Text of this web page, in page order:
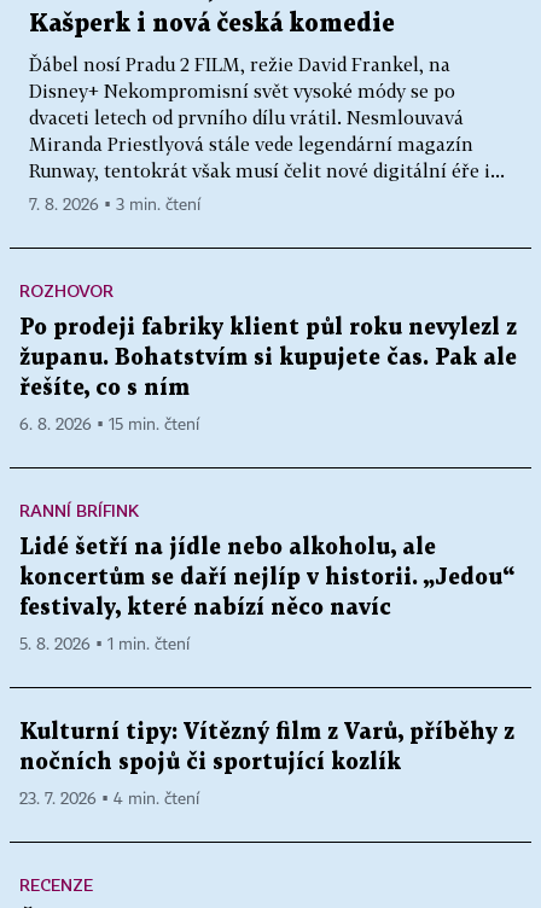
Kašperk i nová česká komedie
Ďábel nosí Pradu 2 FILM, režie David Frankel, na
Disney+ Nekompromisní svět vysoké módy se po
dvaceti letech od prvního dílu vrátil. Nesmlouvavá
Miranda Priestlyová stále vede legendární magazín
Runway, tentokrát však musí čelit nové digitální éře i...
7. 8. 2026 ▪ 3 min. čtení
ROZHOVOR
Po prodeji fabriky klient půl roku nevylezl z
županu. Bohatstvím si kupujete čas. Pak ale
řešíte, co s ním
6. 8. 2026 ▪ 15 min. čtení
RANNÍ BRÍFINK
Lidé šetří na jídle nebo alkoholu, ale
koncertům se daří nejlíp v historii. „Jedou“
festivaly, které nabízí něco navíc
5. 8. 2026 ▪ 1 min. čtení
Kulturní tipy: Vítězný film z Varů, příběhy z
nočních spojů či sportující kozlík
23. 7. 2026 ▪ 4 min. čtení
RECENZE